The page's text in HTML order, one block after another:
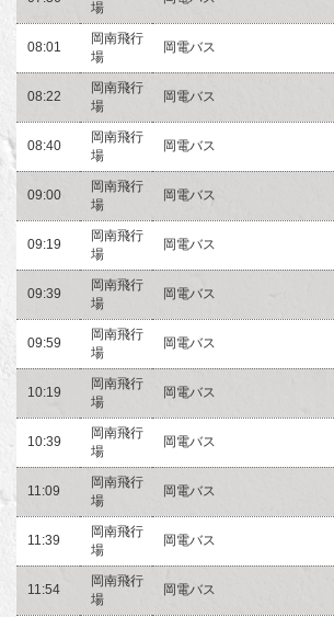
場
08:01
岡南飛行
場
岡電バス
08:22
岡南飛行
場
岡電バス
08:40
岡南飛行
場
岡電バス
09:00
岡南飛行
場
岡電バス
09:19
岡南飛行
場
岡電バス
09:39
岡南飛行
場
岡電バス
09:59
岡南飛行
場
岡電バス
10:19
岡南飛行
場
岡電バス
10:39
岡南飛行
場
岡電バス
11:09
岡南飛行
場
岡電バス
11:39
岡南飛行
場
岡電バス
11:54
岡南飛行
場
岡電バス